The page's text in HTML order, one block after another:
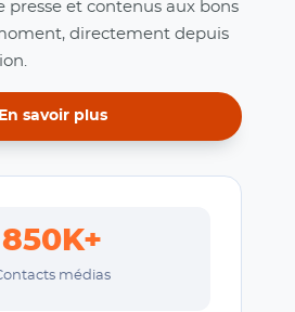
850K+
médias
presse et contenus aux bons
directement depuis
En savoir plus